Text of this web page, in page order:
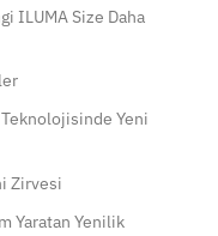
ILUMA Size Daha
Teknolojisinde Yeni
Zirvesi
Yaratan Yenilik